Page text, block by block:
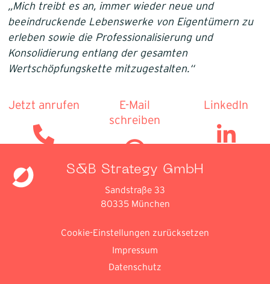
„Mich treibt es an, immer wieder neue und
beeindruckende Lebenswerke von Eigentümern zu
erleben sowie die Professionalisierung und
Konsolidierung entlang der gesamten
Wertschöpfungskette mitzugestalten.“
Jetzt anrufen
E-Mail
schreiben
LinkedIn
S&B Strategy GmbH
Sandstraße 33
80335 München
Cookie-Einstellungen zurücksetzen
Impressum
Datenschutz